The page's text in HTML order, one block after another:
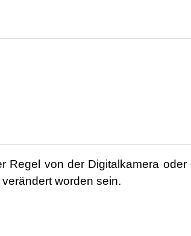
Regel von der Digitalkamera
worden sein.